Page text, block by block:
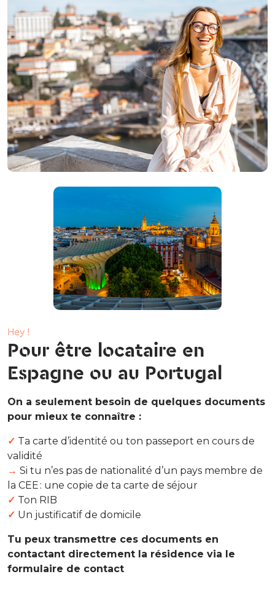
Hey !
Pour être locataire en
Espagne ou au Portugal
On a seulement besoin de quelques documents
pour mieux te connaître :
✓ Ta carte d’identité ou ton passeport en cours de
validité
→ Si tu n’es pas de nationalité d’un pays membre de
la CEE : une copie de ta carte de séjour
✓ Ton RIB
✓ Un justificatif de domicile
Tu peux transmettre ces documents en
contactant directement la résidence via le
formulaire de contact